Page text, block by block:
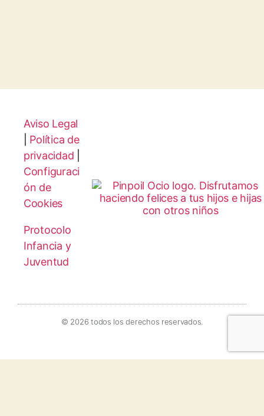
Aviso Legal
Política de
privacidad
Configuraci
ón de
Cookies
Protocolo
Infancia y
Juventud
© 2026 todos los derechos reservados.